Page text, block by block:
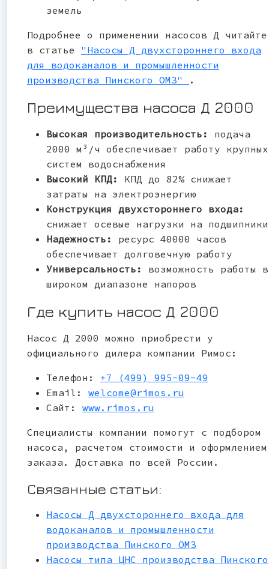
земель
Подробнее о применении насосов Д читайте
в статье "Насосы Д двухстороннего входа
для водоканалов и промышленности
производства Пинского ОМЗ"
.
Преимущества насоса Д 2000
Высокая производительность: подача
2000 м³/ч обеспечивает работу крупных
систем водоснабжения
Высокий КПД: КПД до 82% снижает
затраты на электроэнергию
Конструкция двухстороннего входа:
снижает осевые нагрузки на подшипники
Надежность: ресурс 40000 часов
обеспечивает долговечную работу
Универсальность: возможность работы в
широком диапазоне напоров
Где купить насос Д 2000
Насос Д 2000 можно приобрести у
официального дилера компании Римос:
Телефон: +7 (499) 995-09-49
Email: welcome@rimos.ru
Сайт: www.rimos.ru
Специалисты компании помогут с подбором
насоса, расчетом стоимости и оформлением
заказа. Доставка по всей России.
Связанные статьи:
Насосы Д двухстороннего входа для
водоканалов и промышленности
производства Пинского ОМЗ
Насосы типа ЦНС производства Пинского